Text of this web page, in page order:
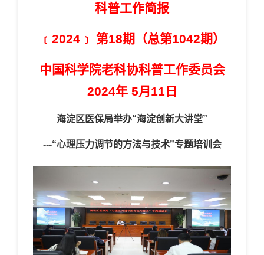
科普工作简报
﹝2024﹞ 第18期（总第1042期）
中国科学院老科协科普工作委员会
2024年 5月11日
海淀区医保局举办“海淀创新大讲堂”
---“心理压力调节的方法与技术”专题培训会